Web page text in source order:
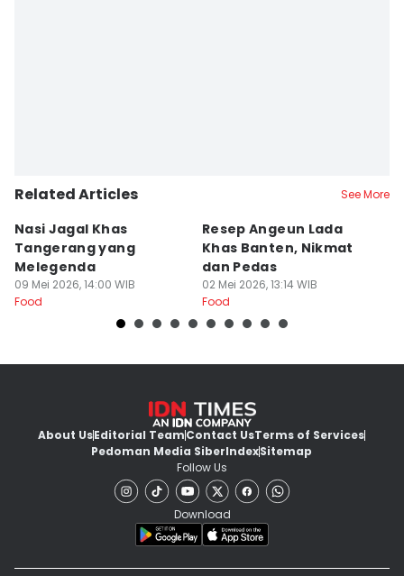
Related Articles See More
Nasi Jagal Khas
Tangerang yang
Melegenda
09 Mei 2026, 14:00 WIB
Food
Resep Angeun Lada
Khas Banten, Nikmat
dan Pedas
02 Mei 2026, 13:14 WIB
Food
About UsEditorial TeamContact UsTerms of Services
Pedoman Media SiberIndexSitemap
Follow Us
Download